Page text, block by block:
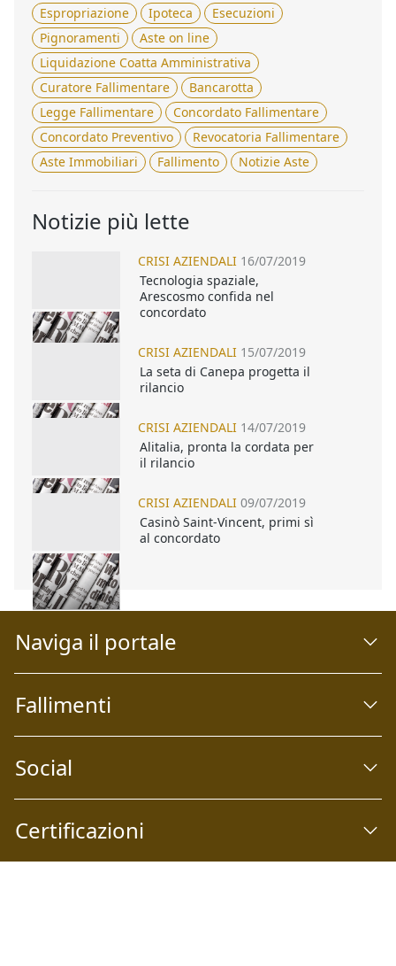
Espropriazione
Ipoteca
Esecuzioni
Pignoramenti
Aste on line
Liquidazione Coatta Amministrativa
Curatore Fallimentare
Bancarotta
Legge Fallimentare
Concordato Fallimentare
Concordato Preventivo
Revocatoria Fallimentare
Aste Immobiliari
Fallimento Notizie Aste
Notizie più lette
CRISI AZIENDALI 16/07/2019
Tecnologia spaziale,
Arescosmo confida nel
concordato
CRISI AZIENDALI 15/07/2019
La seta di Canepa progetta il
rilancio
CRISI AZIENDALI 14/07/2019
Alitalia, pronta la cordata per
il rilancio
CRISI AZIENDALI 09/07/2019
Casinò Saint-Vincent, primi sì
al concordato
Naviga il portale
Fallimenti
Social
Certificazioni